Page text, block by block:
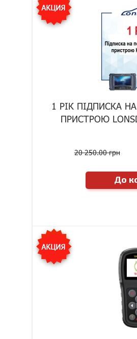
1 РІК ПІДПИСКА
ПРИСТРОЮ
20 250.00 грн
До